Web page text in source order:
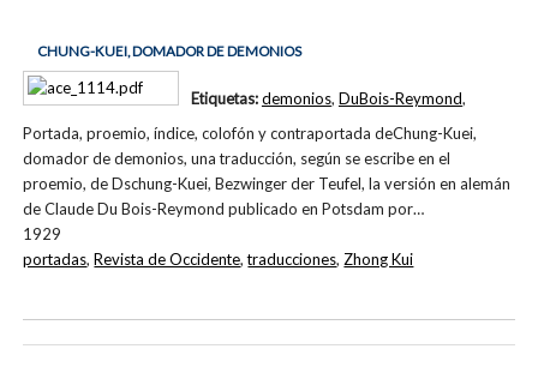
CHUNG-KUEI, DOMADOR DE DEMONIOS
Portada, proemio, índice, colofón y contraportada deChung-Kuei,
domador de demonios, una traducción, según se escribe en el
proemio, de Dschung-Kuei, Bezwinger der Teufel, la versión en alemán
de Claude Du Bois-Reymond publicado en Potsdam por…
1929
Etiquetas:demonios, DuBois-Reymond,
portadas,Revista de Occidente,traducciones,Zhong Kui